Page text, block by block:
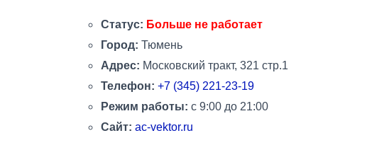
Статус: Больше не работает
Город: Тюмень
Адрес: Московский тракт, 321 стр.1
Телефон: +7 (345) 221-23-19
Режим работы: с 9:00 до 21:00
Сайт: ac-vektor.ru